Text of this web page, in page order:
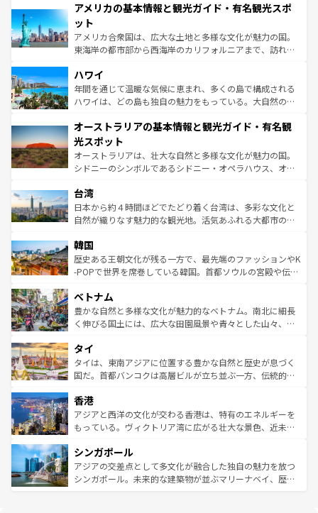
ンツ一覧を参照してほしい。
の建物がそのまま残る町や、スイスならではのユニークな
博物館もあり、アルプス観光だけでなく町歩きも満喫する
ことができる。国民の所得が高いため物価も高いが、旅行
者向けの交通パス提供のサービスもあり、うまく活用すれ
着のスイス情報は
アメリカの基本情報と観光ガイド・有名観光スポ
ット
アメリカ合衆国は、広大な土地と多様な文化が魅力の国。
東海岸の都市部から西海岸のカリフォルニアまで、訪れる
のような巨大都市は、観光、ショッピング、エンターテイ
ンメントが詰まった刺激的なスポットだ。一方、アメリカ
西部には大自然が広がり、グランドキャニオンやイエロー
部のニューオーリンズでは、音楽と美食が融合した独特の
文化が魅力。旅行者はアメリカの各地域で異なる魅力を楽
しみながら、その多様性と豊かな歴史を感じることができ
るだろう。車でのロードトリップや列車の旅も、アメリカ
情報は
ハワイ
年間を通じて温暖な気候に恵まれ、多くの島で構成される
ハワイは、どの島も独自の魅力をもっている。大自然の神
ワイ島は見逃せない。また、定番の観光地といえばオアフ
島だが、静かな自然を求めるならマウイ島やカウアイ島が
おすすめ。エメラルドグリーンに輝く海をはじめ、豊かな
文化や歴史が息づいている。「アロハスピリット」と呼ば
人々、おいしいローカルフードやハワイアンミュージッ
ク、伝統的なフラダンスなど、すべてがハワイの魅力を彩
っている。訪れるたびに新しい発見と感動が待っているハ
はコンテンツ一覧
オーストラリアの基本情報と観光ガイド・有名観
光スポット
オーストラリアは、壮大な自然と多様な文化が魅力の国。
シドニーのシンボルであるシドニー・オペラハウス、オー
リアリーフや大陸中央部にそびえるウルル（エアーズロッ
ク）、タスマニアの美しい原生林やケアンズの熱帯雨林な
ど、見どころがたくさん。また、カフェやワイン、オージ
いる。アクティビティも充実しており、サーフィンやダイ
ビング、ハイキングなど、アウトドア好きにはたまらな
い。オーストラリアの多彩な魅力を存分に味わいつくそ
参照してほしい。
台湾
日本から約４時間ほどでたどり着く台湾は、多彩な文化と
自然が織りなす魅力的な観光地。活気あふれる大都市の台
ン）、静ひつな山岳地帯である台湾東部など、都市の喧騒
と山間の静けさが共存しており、訪れる人に新しい発見と
驚きをもたらしてくれる。また、奥深い台湾の食文化も魅
容にもいいと評判のスイーツなど、バラエティ豊かな料理
が味わえる。 なお、新着の台湾情報は コンテンツ一覧を参
照してほしい。
韓国
歴史ある王朝文化が残る一方で、最先端のファッションやK
-POPで世界を席巻している韓国。首都ソウルの宮殿や伝統
き、地方に足を延ばせば四季折々の自然美を楽しむことが
できる。そして、キムチや焼肉、絶品のストリートフード
まで、さまざまな韓国料理が待っている。夜には、韓国な
リティに包まれながら、韓国の多彩な魅力を心ゆくまで味
わってみてほしい。 なお、新着の韓国情報はコンテンツ一
覧を参照してほしい。
ベトナム
豊かな自然と多様な文化が魅力的なベトナム。南北に細長
く伸びる国土には、広大な田園風景や青々とした山々、世
急速な発展と共に伝統が息づく。ハノイの古い町並みやホ
ーチミン市のフランス統治時代の建物も、独特の雰囲気を
醸し出している。また、バラエティの豊かさとおいしさで
とつ。フォーやバインミー、ベトナムコーヒーなどは、ぜ
ひ現地で味わいたい。どの地域を訪れてもあたたかい人々
が旅行者を迎えてくれるので、きっと忘れられない旅にな
参照してほしい。
タイ
タイは、東南アジアに位置する豊かな自然と歴史が息づく
国だ。首都バンコクは高層ビルが立ち並ぶ一方、伝統的な
の活気が交差している。北部ではチェンマイなどの山岳地
帯で自然と触れ合い、南部ではプーケットやクラビの美し
いビーチでリゾート気分を楽しむことができる。タイ料理
激する。気候は一年中温暖で、どの季節にも異なる楽しみ
が待っている。親しみやすいタイの人々、仏教を中心とし
た文化、そして多様な観光資源が、訪れる旅人を魅了し続
香港
アジアと西洋の文化が交わる香港は、特有のエネルギーを
もっている。ヴィクトリア湾に広がる壮大な景色、近未来
み、どこを訪れても感動するはず。観光スポットが密集し
ており、効率よく見どころを回れるのも魅力。息をのむよ
うな絶景から文化的な体験まで、香港を存分に楽しみ尽く
シンガポール
アジアの交差点として多文化が融合した独自の魅力を放つ
シンガポール。未来的な建築物が並ぶマリーナベイ、歴史